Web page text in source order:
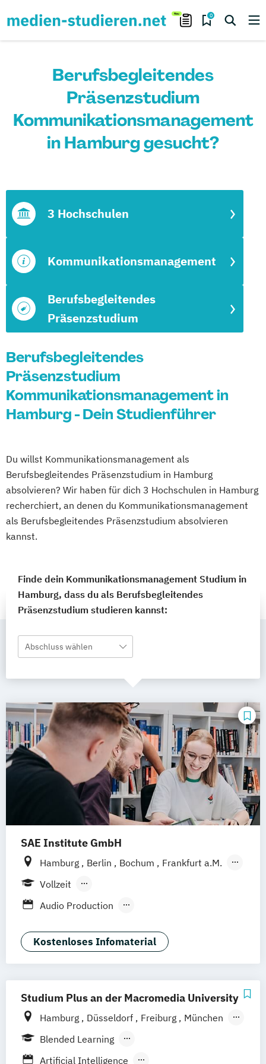
0
Berufsbegleitendes
Präsenzstudium
Kommunikationsmanagement
in Hamburg gesucht?
Berufsbegleitendes
Präsenzstudium
Kommunikationsmanagement
3 Hochschulen
Berufsbegleitendes
Präsenzstudium
Kommunikationsmanagement in
Hamburg - Dein Studienführer
Du willst Kommunikationsmanagement als
Berufsbegleitendes Präsenzstudium in Hamburg
absolvieren? Wir haben für dich 3 Hochschulen in Hamburg
recherchiert, an denen du Kommunikationsmanagement
als Berufsbegleitendes Präsenzstudium absolvieren
kannst.
Finde dein Kommunikationsmanagement Studium in
Hamburg, dass du als Berufsbegleitendes
Präsenzstudium studieren kannst:
Abschluss wählen
SAE Institute GmbH
Hamburg Berlin Bochum
Frankfurt a.M.
Köln
Leipzig
Vollzeit
Berufsbegleitendes Präsenzstudium
Audio Production
Digital Film Production Event Engineering
Game Art Animation
Professional Media Creation
Professional Practice (Creative Media
Industries)
Software Engineering
Kostenloses Infomaterial
Studium Plus an der Macromedia University
Hamburg Düsseldorf Freiburg
München
Stuttgart
Berlin
Blended Learning
Berufsbegleitendes Präsenzstudium
Artificial Intelligence